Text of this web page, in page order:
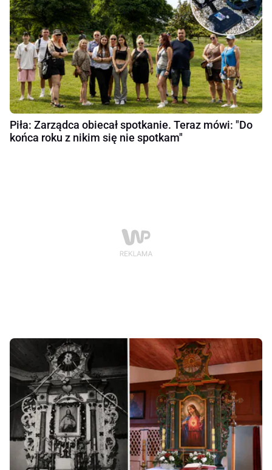
Piła: Zarządca obiecał spotkanie. Teraz mówi: "Do
końca roku z nikim się nie spotkam"